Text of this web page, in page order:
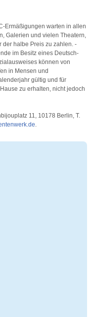
Ermäßigungen warten in allen
Galerien und vielen Theatern,
der halbe Preis zu zahlen. -
im Besitz eines Deutsch-
können von
in Mensen und
gültig und für
zu erhalten, nicht jedoch
11, 10178 Berlin, T.
.